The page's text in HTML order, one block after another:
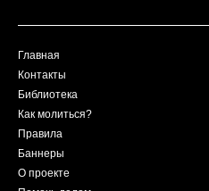
Главная
Контакты
Библиотека
Как молиться?
Правила
Баннеры
О проекте